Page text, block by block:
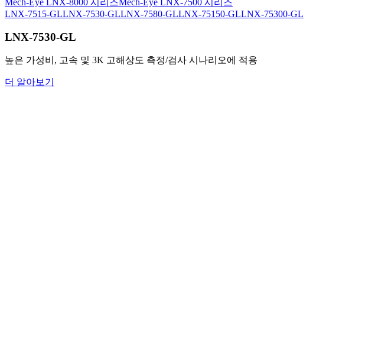
Mech-Eye LNX-8000 시리즈Mech-Eye LNX-7500 시리즈
LNX-7515-GLLNX-7530-GLLNX-7580-GLLNX-75150-GLLNX-75300-GL
LNX-7530-GL
높은 가성비, 고속 및 3K 고해상도 측정/검사 시나리오에 적용
더 알아보기